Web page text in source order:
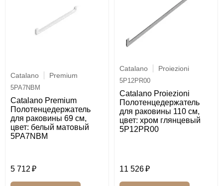
Catalano Premium
5PA7NBM
Catalano Premium
Полотенцедержатель
для раковины 69 см,
цвет: белый матовый
5PA7NBM
5 712
Catalano Proiezioni
5P12PR00
Catalano Proiezioni
Полотенцедержатель
для раковины 110 см,
цвет: хром глянцевый
5P12PR00
11 526